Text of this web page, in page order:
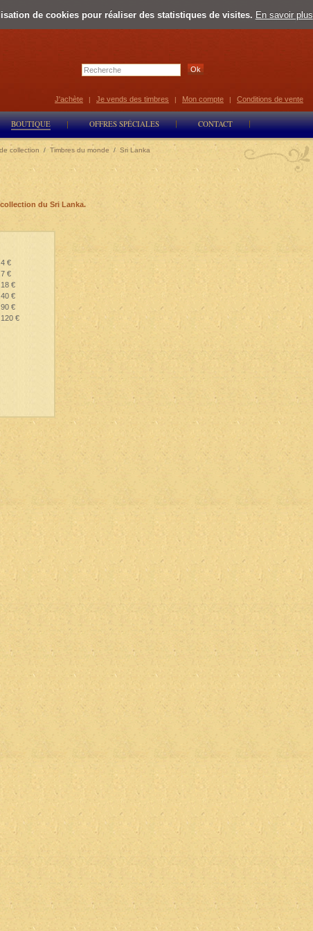
de cookies pour réaliser des statistiques de visites. En savoir plus
Select Language ▼
BOUTIQUE OFFRES SPÉCIALES CONTACT
J'achète | Je vends des timbres | Mon compte | Conditions de vente
collection / Timbres du monde / Sri Lanka
du Sri Lanka.
4 €
7 €
18 €
40 €
90 €
120 €